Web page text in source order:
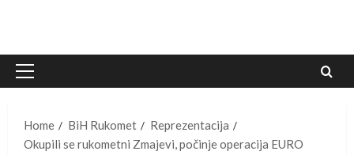
Primary
Home
BiH Rukomet
Reprezentacija
Okupili se rukometni Zmajevi, počinje operacija EURO